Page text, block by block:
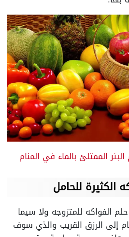
الممتلئ بالماء في المنام
الكثيرة للحامل
الفواكه للمتزوجه ولا سيما
إلى الرزق القريب والذي سوف